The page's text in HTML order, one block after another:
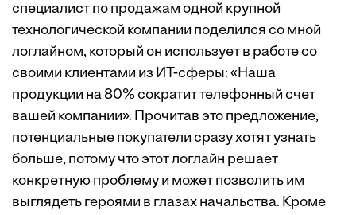
специалист по продажам одной крупной
технологической компании поделился со мной
логлайном, который он использует в работе со
своими клиентами из ИТ-сферы: «Наша
продукции на 80% сократит телефонный счет
вашей компании». Прочитав это предложение,
потенциальные покупатели сразу хотят узнать
больше, потому что этот логлайн решает
конкретную проблему и может позволить им
выглядеть героями в глазах начальства. Кроме